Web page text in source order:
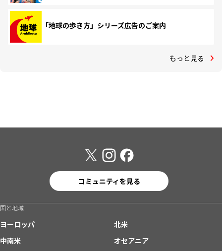
「地球の歩き方」シリーズ広告のご案内
もっと見る
コミュニティを見る
国と地域
ヨーロッパ
北米
中南米
オセアニア